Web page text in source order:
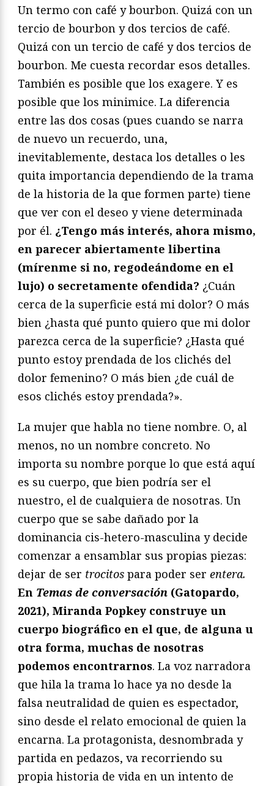
Un termo con café y bourbon. Quizá con un
tercio de bourbon y dos tercios de café.
Quizá con un tercio de café y dos tercios de
bourbon. Me cuesta recordar esos detalles.
También es posible que los exagere. Y es
posible que los minimice. La diferencia
entre las dos cosas (pues cuando se narra
de nuevo un recuerdo, una,
inevitablemente, destaca los detalles o les
quita importancia dependiendo de la trama
de la historia de la que formen parte) tiene
que ver con el deseo y viene determinada
por él. ¿Tengo más interés, ahora mismo,
en parecer abiertamente libertina
(mírenme si no, regodeándome en el
lujo) o secretamente ofendida? ¿Cuán
cerca de la superficie está mi dolor? O más
bien ¿hasta qué punto quiero que mi dolor
parezca cerca de la superficie? ¿Hasta qué
punto estoy prendada de los clichés del
dolor femenino? O más bien ¿de cuál de
esos clichés estoy prendada?».
La mujer que habla no tiene nombre. O, al
menos, no un nombre concreto. No
importa su nombre porque lo que está aquí
es su cuerpo, que bien podría ser el
nuestro, el de cualquiera de nosotras. Un
cuerpo que se sabe dañado por la
dominancia cis-hetero-masculina y decide
comenzar a ensamblar sus propias piezas:
dejar de ser trocitos para poder ser entera.
En Temas de conversación (Gatopardo,
2021), Miranda Popkey construye un
cuerpo biográfico en el que, de alguna u
otra forma, muchas de nosotras
podemos encontrarnos. La voz narradora
que hila la trama lo hace ya no desde la
falsa neutralidad de quien es espectador,
sino desde el relato emocional de quien la
encarna. La protagonista, desnombrada y
partida en pedazos, va recorriendo su
propia historia de vida en un intento de